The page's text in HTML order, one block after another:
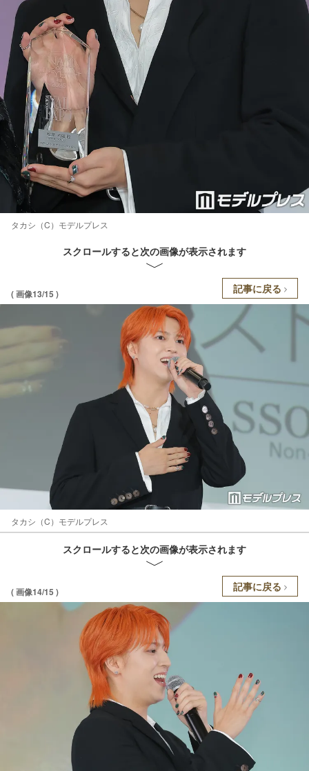
タカシ（C）モデルプレス
スクロールすると次の画像が表示されます
( 画像13/15 ) 記事に戻る
タカシ（C）モデルプレス
スクロールすると次の画像が表示されます
( 画像14/15 ) 記事に戻る